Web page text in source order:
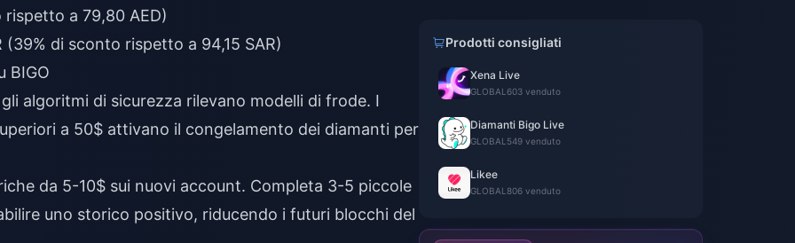
a 79,80 AED)
di sconto rispetto a 94,15 SAR)
BIGO
algoritmi di sicurezza rilevano modelli di frode. I
a 50$ attivano il congelamento dei diamanti per
da 5-10$ sui nuovi account. Completa 3-5 piccole
uno storico positivo, riducendo i futuri blocchi del
Prodotti consigliati
Xena Live
GLOBAL 603 venduto
Diamanti Bigo Live
GLOBAL 549 venduto
Likee
GLOBAL 806 venduto